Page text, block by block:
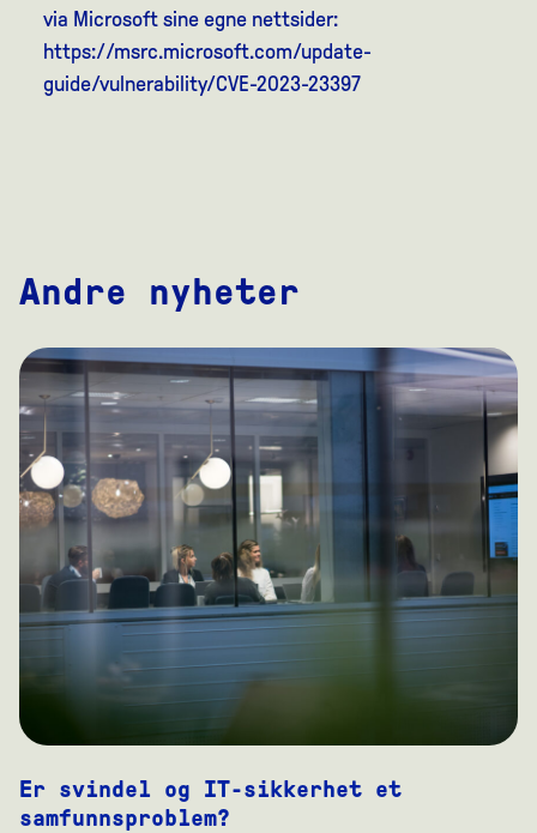
via Microsoft sine egne nettsider:
https://msrc.microsoft.com/update-
guide/vulnerability/CVE-2023-23397
Andre nyheter
Er svindel og IT-sikkerhet et
samfunnsproblem?